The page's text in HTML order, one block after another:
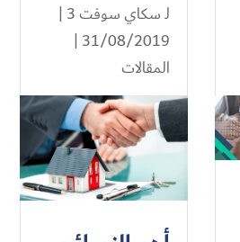
لـسكاي سوفت 3
|
31/08/2019 |
المقالات